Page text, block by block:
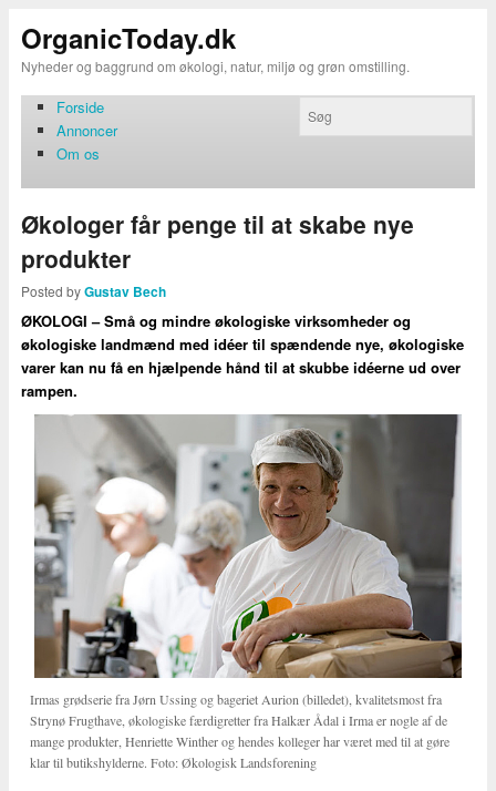
OrganicToday.dk
Nyheder og baggrund om økologi, natur, miljø og grøn omstilling.
Forside
Annoncer
Om os
Økologer får penge til at skabe nye
produkter
Posted byGustav Bech
ØKOLOGI – Små og mindre økologiske virksomheder og
økologiske landmænd med idéer til spændende nye, økologiske
varer kan nu få en hjælpende hånd til at skubbe idéerne ud over
rampen.
Irmas grødserie fra Jørn Ussing og bageriet Aurion (billedet), kvalitetsmost fra
Strynø Frugthave, økologiske færdigretter fra Halkær Ådal i Irma er nogle af de
mange produkter, Henriette Winther og hendes kolleger har været med til at gøre
klar til butikshylderne. Foto: Økologisk Landsforening